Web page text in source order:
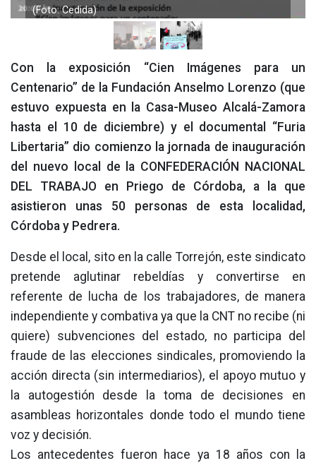
(Foto: Cedida)
Con la exposición “Cien Imágenes para un
Centenario” de la Fundación Anselmo Lorenzo (que
estuvo expuesta en la Casa-Museo Alcalá-Zamora
hasta el 10 de diciembre) y el documental “Furia
Libertaria” dio comienzo la jornada de inauguración
del nuevo local de la CONFEDERACIÓN NACIONAL
DEL TRABAJO en Priego de Córdoba, a la que
asistieron unas 50 personas de esta localidad,
Córdoba y Pedrera.
Desde el local, sito en la calle Torrejón, este sindicato
pretende aglutinar rebeldías y convertirse en
referente de lucha de los trabajadores, de manera
independiente y combativa ya que la CNT no recibe (ni
quiere) subvenciones del estado, no participa del
fraude de las elecciones sindicales, promoviendo la
acción directa (sin intermediarios), el apoyo mutuo y
la autogestión desde la toma de decisiones en
asambleas horizontales donde todo el mundo tiene
voz y decisión.
Los antecedentes fueron hace ya 18 años con la